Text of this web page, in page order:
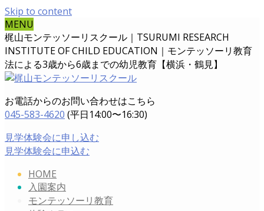
Skip to content
MENU
梶山モンテッソーリスクール｜TSURUMI RESEARCH
INSTITUTE OF CHILD EDUCATION｜ モンテッソーリ教育
法による3歳から6歳までの幼児教育【横浜・鶴見】
お電話からのお問い合わせはこちら
045-583-4620 (平日14:00〜16:30)
見学体験会に申し込む
見学体験会に申込む
HOME
入園案内
モンテッソーリ教育